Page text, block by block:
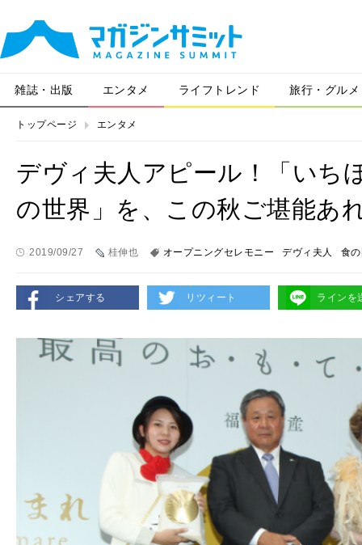
雑誌・出版 エンタメ ライフトレンド 旅行・グルメ
トップページ エンタメ
デヴィ夫人アピール！「いち
の世界」を、この秋ご堪能あ
2019/09/27 桂伸也 オープニングセレモニー デヴィ夫人 食
シェアする リツィート ラインを